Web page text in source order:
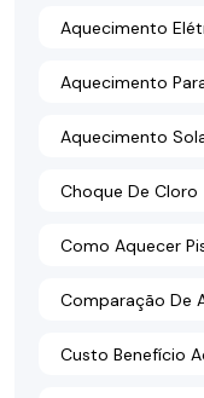
Aquecimento
Aquecimento
Aquecimento
Choque De Cloro
Como Aquecer
Comparação De
Custo Benefício